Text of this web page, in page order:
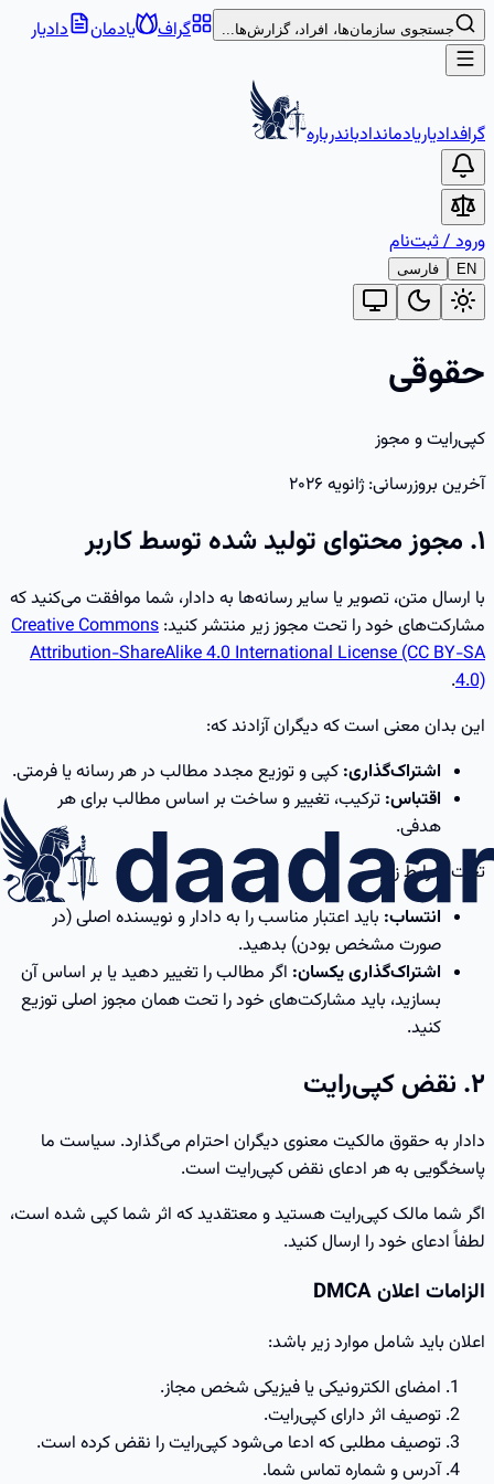
جستجوی سازمان‌ها، افراد، گزارش‌ها... گراف یادمان دادیار
گرافدادیاریادماندادباندرباره
ورود/ثبت‌نام
EN فارسی
حقوقی
کپی‌رایت و مجوز
آخرین بروزرسانی: ژانویه ۲۰۲۶
۱. مجوز محتوای تولید شده توسط کاربر
با ارسال متن، تصویر یا سایر رسانه‌ها به دادار، شما موافقت می‌کنید که
مشارکت‌های خود را تحت مجوز زیر منتشر کنید: Creative Commons
Attribution-ShareAlike 4.0 International License (CC BY-SA
4.0)
.
این بدان معنی است که دیگران آزادند که:
اشتراک‌گذاری: کپی و توزیع مجدد مطالب در هر رسانه یا فرمتی.
اقتباس: ترکیب، تغییر و ساخت بر اساس مطالب برای هر
هدفی.
تحت شرایط زیر:
انتساب: باید اعتبار مناسب را به دادار و نویسنده اصلی (در
صورت مشخص بودن) بدهید.
اشتراک‌گذاری یکسان: اگر مطالب را تغییر دهید یا بر اساس آن
بسازید، باید مشارکت‌های خود را تحت همان مجوز اصلی توزیع
کنید.
۲. نقض کپی‌رایت
دادار به حقوق مالکیت معنوی دیگران احترام می‌گذارد. سیاست ما
پاسخگویی به هر ادعای نقض کپی‌رایت است.
اگر شما مالک کپی‌رایت هستید و معتقدید که اثر شما کپی شده است،
لطفاً ادعای خود را ارسال کنید.
الزامات اعلان DMCA
اعلان باید شامل موارد زیر باشد:
امضای الکترونیکی یا فیزیکی شخص مجاز.
توصیف اثر دارای کپی‌رایت.
توصیف مطلبی که ادعا می‌شود کپی‌رایت را نقض کرده است.
آدرس و شماره تماس شما.